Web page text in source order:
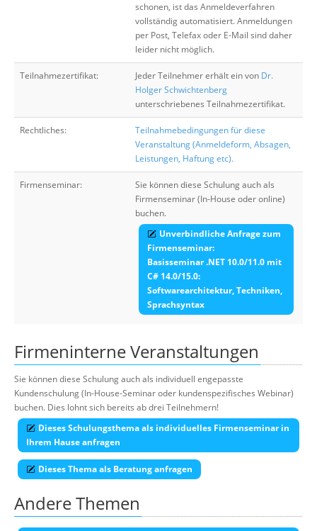
schonen, ist das Anmeldeverfahren
vollständig automatisiert. Anmeldungen
per Post, Telefax oder E-Mail sind daher
leider nicht möglich.
Teilnahmezertifikat: Jeder Teilnehmer erhält ein von Dr.
Holger Schwichtenberg
unterschriebenes Teilnahmezertifikat.
Rechtliches:
Teilnahmebedingungen für diese
Veranstaltung (Anmeldeform, Absagen,
Leistungen, Haftung etc).
Firmenseminar:
Sie können diese Schulung auch als
Firmenseminar (In-House oder online)
buchen.
Unverbindliche Anfrage zum
Firmenseminar:
Basisseminar .NET 10.0/11.0 mit
C# 14.0/15.0:
Softwarearchitektur, Techniken,
Sprachsyntax
Firmeninterne Veranstaltungen
Sie können diese Schulung auch als individuell engepasste
Kundenschulung (In-House-Seminar oder kundenspezifisches Webinar)
buchen. Dies lohnt sich bereits ab drei Teilnehmern!
Dieses Schulungsthema als individuelles Firmenseminar in
Ihrem Hause anfragen
Dieses Thema als Beratung anfragen
Andere Themen